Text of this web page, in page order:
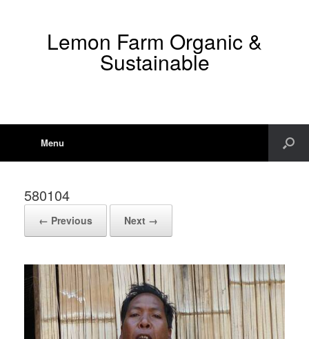
Lemon Farm Organic &
Sustainable
Menu
580104
← Previous Next →